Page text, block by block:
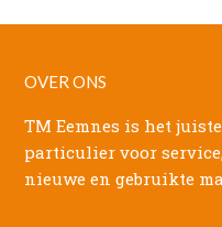
OVER ONS
TM Eemnes is het
particulier voor
nieuwe en gebruikte